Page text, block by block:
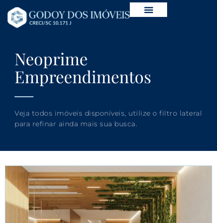
Neoprime
Empreendimentos
Veja todos imóveis disponíveis, utilize o filtro lateral
para refinar ainda mais sua busca.